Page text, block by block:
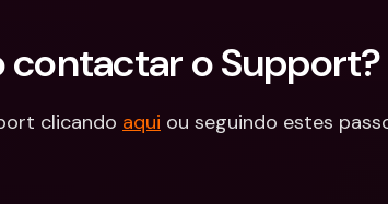
contactar o Support?
clicando aqui ou seguindo estes